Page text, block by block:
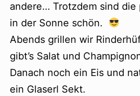
andere… Trotzdem sind die
in der Sonne schön.
Abends grillen wir
gibt’s Salat und
Danach noch ein Eis und
ein Glaserl Sekt.